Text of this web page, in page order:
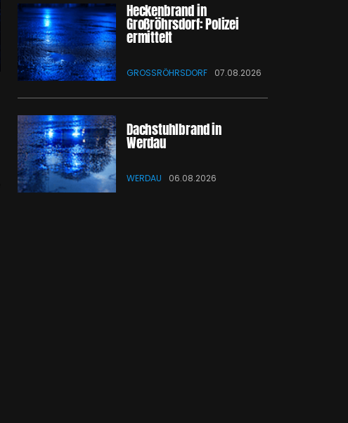
Heckenbrand in
Großröhrsdorf: Polizei
ermittelt
GROSSRÖHRSDORF 07.08.2026
Dachstuhlbrand in
Werdau
WERDAU 06.08.2026